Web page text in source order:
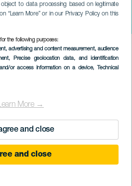
to data processing based on legitimate
“Learn More” or in our Privacy Policy on this
the following purposes:
advertising and content measurement, audience
, Precise geolocation data, and identification
or access information on a device, Technical
More →
and close
and close
с Мануэлем